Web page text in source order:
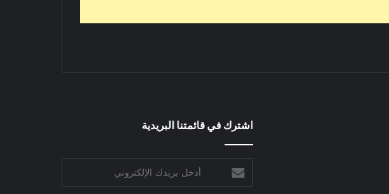
اشترك في قائمتنا البريدية
بريدك